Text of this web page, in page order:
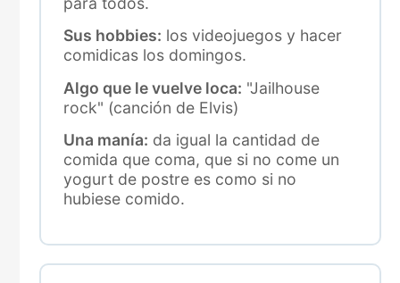
Sus hobbies: los videojuegos y hacer
comidicas los domingos.
Algo que le vuelve loca: "Jailhouse
rock" (canción de Elvis)
Una manía: da igual la cantidad de
comida que coma, que si no come un
yogurt de postre es como si no
hubiese comido.